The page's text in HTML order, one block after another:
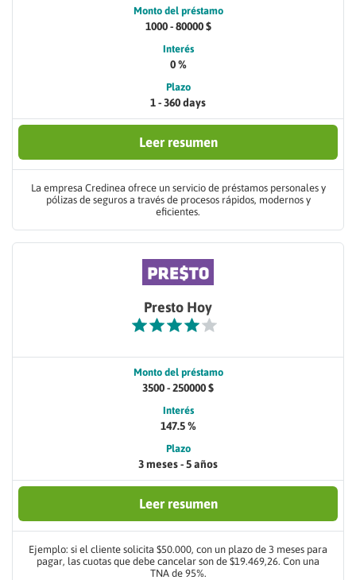
Monto del préstamo
1000 - 80000 $
Interés
0 %
Plazo
1 - 360 days
Leer resumen
La empresa Credinea ofrece un servicio de préstamos personales y
pólizas de seguros a través de procesos rápidos, modernos y
eficientes.
Presto Hoy
Monto del préstamo
3500 - 250000 $
Interés
147.5 %
Plazo
3 meses - 5 años
Leer resumen
Ejemplo: si el cliente solicita $50.000, con un plazo de 3 meses para
pagar, las cuotas que debe cancelar son de $19.469,26. Con una
TNA de 95%.